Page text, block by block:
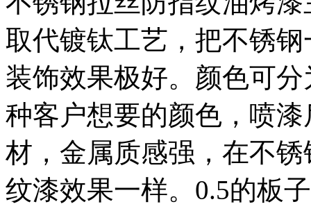
取代镀钛工艺，把不锈
装饰效果极好。颜色可
种客户想要的颜色，喷
材，金属质感强，在不
纹漆效果一样。0.5的板